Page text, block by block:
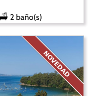
2 baño(s)